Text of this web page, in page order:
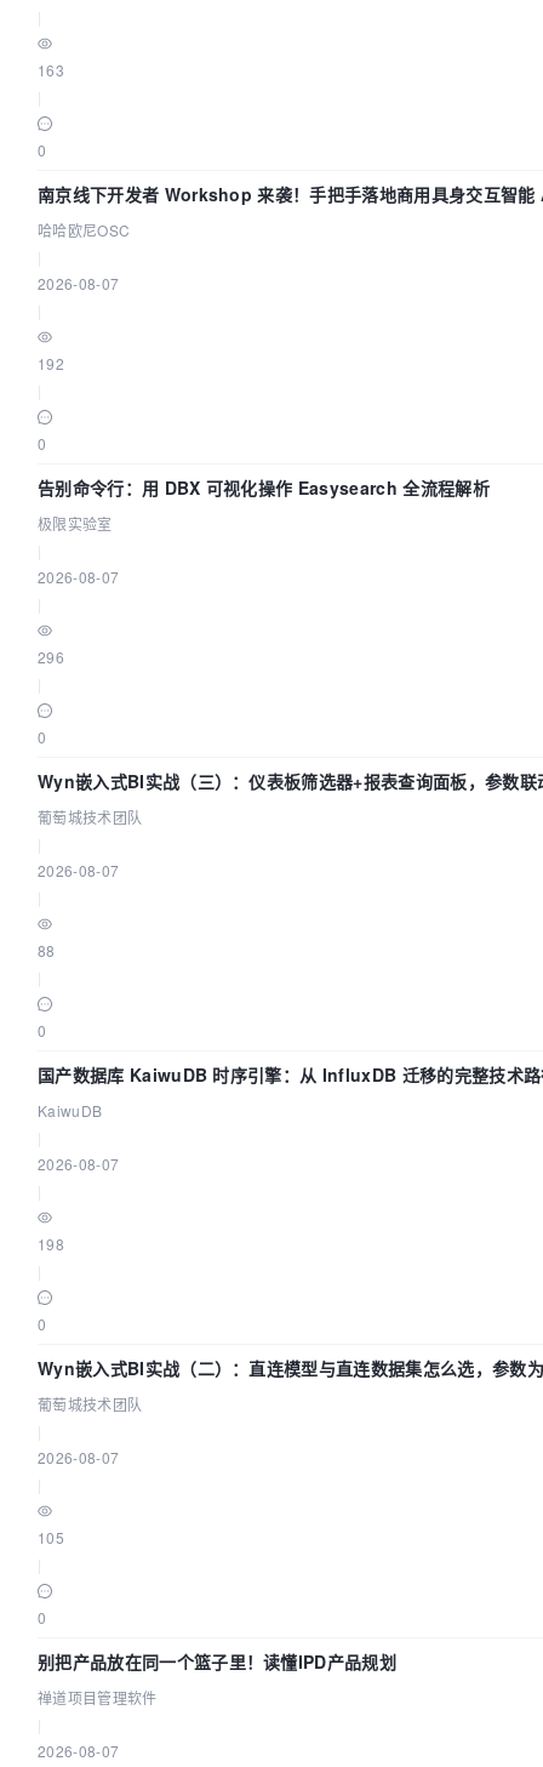
163
0
南京线下开发者 Workshop 来袭！手把手落地商用具身交互智
哈哈欧尼OSC
2026-08-07
192
0
告别命令行：用 DBX 可视化操作 Easysearch 全流程解析
极限实验室
2026-08-07
296
0
Wyn嵌入式BI实战（三）：仪表板筛选器+报表查询面板，参数联
葡萄城技术团队
2026-08-07
88
0
国产数据库 KaiwuDB 时序引擎：从 InfluxDB 迁移的完整技术
KaiwuDB
2026-08-07
198
0
Wyn嵌入式BI实战（二）：直连模型与直连数据集怎么选，参数
葡萄城技术团队
2026-08-07
105
0
别把产品放在同一个篮子里！读懂IPD产品规划
禅道项目管理软件
2026-08-07